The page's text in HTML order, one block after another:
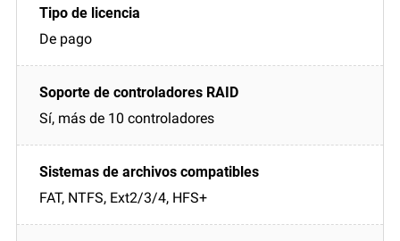
De pago
Sí, más de 10 controladores
FAT, NTFS, Ext2/3/4, HFS+